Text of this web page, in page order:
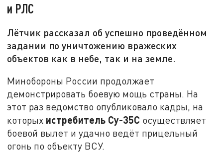
и РЛС
Лётчик рассказал об успешно проведённом
задании по уничтожению вражеских
объектов как в небе, так и на земле.
Минобороны России продолжает
демонстрировать боевую мощь страны. На
этот раз ведомство опубликовало кадры, на
которых истребитель Су-35С осуществляет
боевой вылет и удачно ведёт прицельный
огонь по объекту ВСУ.